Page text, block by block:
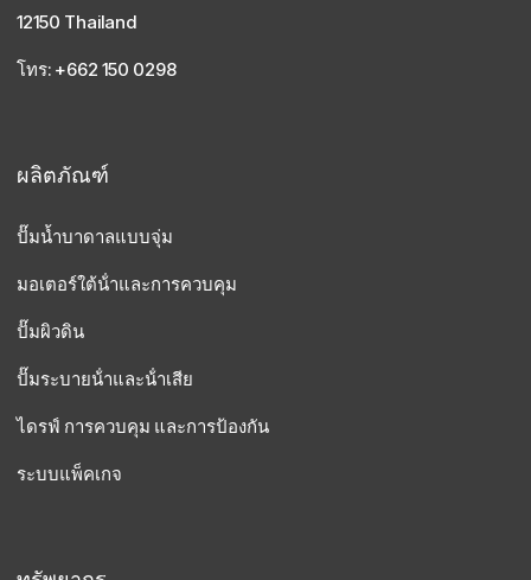
12150 Thailand
โทร: +662 150 0298
ผลิตภัณฑ์
ปั๊มน้ำบาดาลแบบจุ่ม
มอเตอร์ใต้น้ําและการควบคุม
ปั๊มผิวดิน
ปั๊มระบายน้ําและน้ําเสีย
ไดรฟ์ การควบคุม และการป้องกัน
ระบบแพ็คเกจ